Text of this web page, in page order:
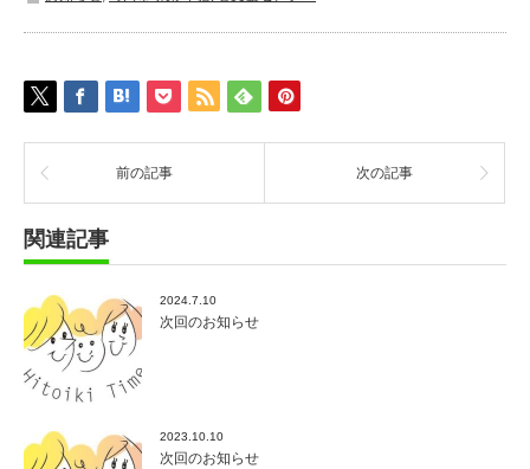
前の記事 次の記事
関連記事
2024.7.10
次回のお知らせ
2023.10.10
次回のお知らせ